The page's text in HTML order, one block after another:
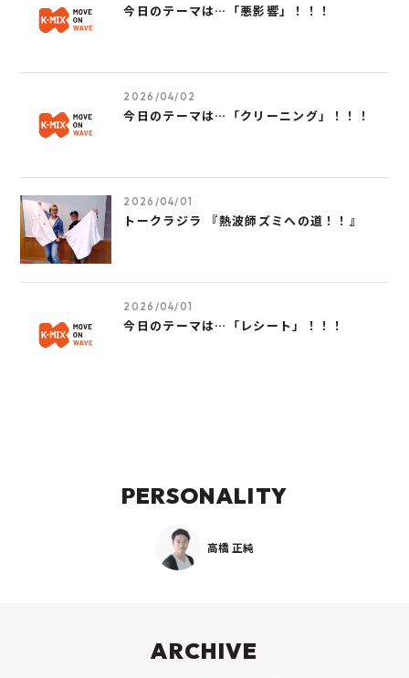
今日のテーマは…「悪影響」！！！
2026/04/02
今日のテーマは…「クリーニング」！！！
2026/04/01
トークラジラ 『熱波師ズミへの道！！』
2026/04/01
今日のテーマは…「レシート」！！！
PERSONALITY
高橋 正純
ARCHIVE